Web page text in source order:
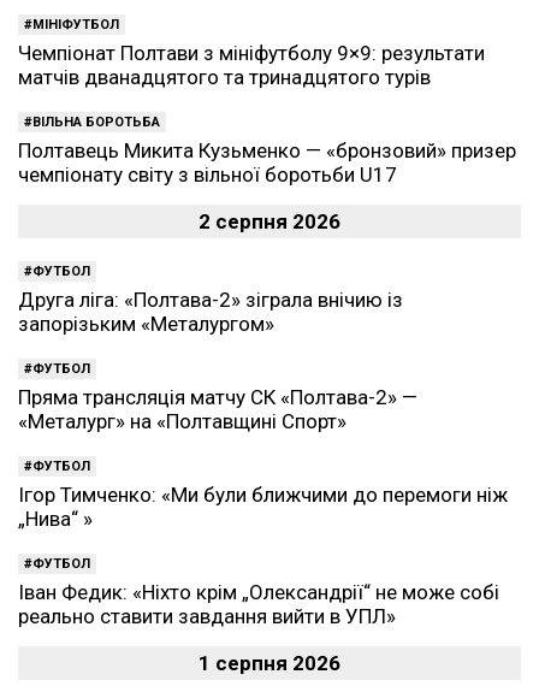
МІНІФУТБОЛ
Чемпіонат Полтави з мініфутболу 9×9: результати
матчів дванадцятого та тринадцятого турів
ВІЛЬНА БОРОТЬБА
Полтавець Микита Кузьменко — «бронзовий» призер
чемпіонату світу з вільної боротьби U17
2 серпня 2026
ФУТБОЛ
Друга ліга: «Полтава-2» зіграла внічию із
запорізьким «Металургом»
ФУТБОЛ
Пряма трансляція матчу СК «Полтава-2» —
«Металург» на «Полтавщині Спорт»
ФУТБОЛ
Ігор Тимченко: «Ми були ближчими до перемоги ніж
„Нива“ »
ФУТБОЛ
Іван Федик: «Ніхто крім „Олександрії“ не може собі
реально ставити завдання вийти в УПЛ»
1 серпня 2026